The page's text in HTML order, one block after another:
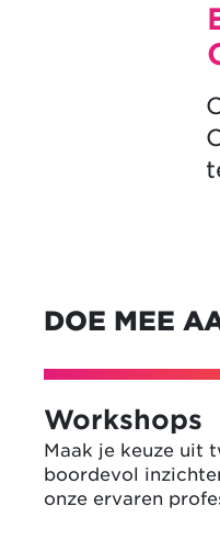
DOE MEE
Workshops
Maak je keuze uit
boordevol
onze ervaren